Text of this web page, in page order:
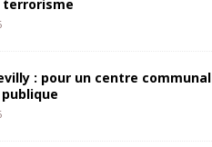
: pour un centre communal